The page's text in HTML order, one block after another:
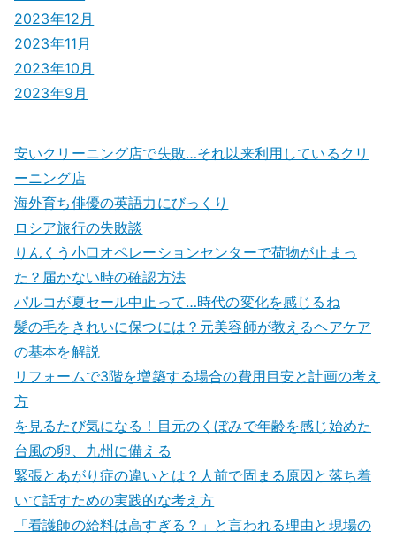
2023年12月
2023年11月
2023年10月
2023年9月
安いクリーニング店で失敗…それ以来利用しているクリ
ーニング店
海外育ち俳優の英語力にびっくり
ロシア旅行の失敗談
りんくう小口オペレーションセンターで荷物が止まっ
た？届かない時の確認方法
パルコが夏セール中止って…時代の変化を感じるね
髪の毛をきれいに保つには？元美容師が教えるヘアケア
の基本を解説
リフォームで3階を増築する場合の費用目安と計画の考え
方
を見るたび気になる！目元のくぼみで年齢を感じ始めた
台風の卵、九州に備える
緊張とあがり症の違いとは？人前で固まる原因と落ち着
いて話すための実践的な考え方
「看護師の給料は高すぎる？」と言われる理由と現場の